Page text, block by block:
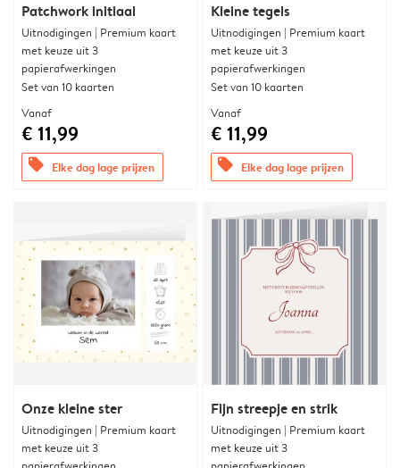
Patchwork initiaal
Uitnodigingen | Premium kaart
met keuze uit 3
papierafwerkingen
Set van 10 kaarten
Vanaf
€ 11,99
offers Elke dag lage prijzen
Kleine tegels
Uitnodigingen | Premium kaart
met keuze uit 3
papierafwerkingen
Set van 10 kaarten
Vanaf
€ 11,99
offers Elke dag lage prijzen
Onze kleine ster
Uitnodigingen | Premium kaart
met keuze uit 3
Fijn streepje en strik
Uitnodigingen | Premium kaart
met keuze uit 3